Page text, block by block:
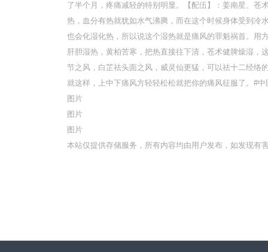
了半个月，疼痛减轻的特别明显。【配伍】：姜南星、苍
热，血分有热就犹如水气沸腾，而在这个时候身体受到冷
也会化湿化热，所以说这个湿热就是痛风的罪魁祸首。用
肝胆湿热，黄柏苦寒，把热直接往下清，苍术健脾燥湿，
节之风，白芷祛头面之风，威灵仙更猛，可以祛十二经络
就这样，上中下痛风方轻轻松松就把你的痛风征服了。#
图片
图片
图片
本站仅提供存储服务，所有内容均由用户发布，如发现有